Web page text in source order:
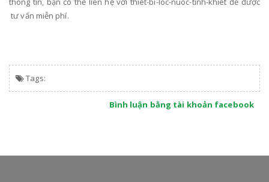
tư vấn miễn phí.
Tags:
Bình luận bằng tài khoản facebook